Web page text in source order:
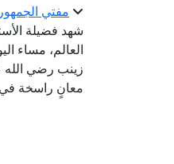
مفتي
شهد فضيلة
زينب رضي الله
معانٍ راسخة في